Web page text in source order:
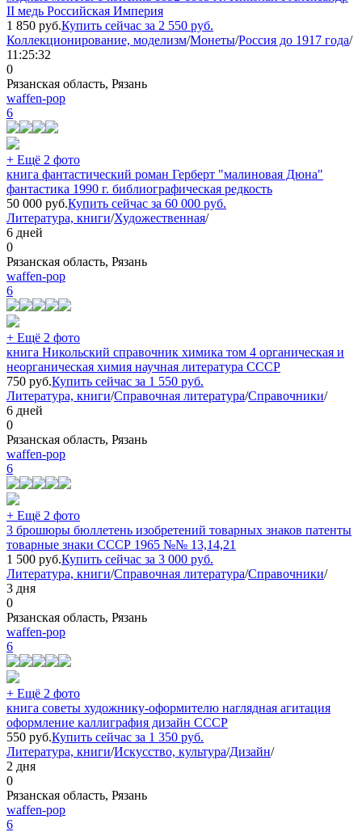
II медь Российская Империя
1 850 руб.Купить сейчас за 2 550 руб.
Коллекционирование, моделизм/Монеты/Россия до 1917 года/
11:25:32
0
Рязанская область, Рязань
waffen-pop
6
+ Ещё 2 фото
книга фантастический роман Герберт "малиновая Дюна"
фантастика 1990 г. библиографическая редкость
50 000 руб.Купить сейчас за 60 000 руб.
Литература, книги/Художественная/
6 дней
0
Рязанская область, Рязань
waffen-pop
6
+ Ещё 2 фото
книга Никольский справочник химика том 4 органическая и
неорганическая химия научная литература СССР
750 руб.Купить сейчас за 1 550 руб.
Литература, книги/Справочная литература/Справочники/
6 дней
0
Рязанская область, Рязань
waffen-pop
6
+ Ещё 2 фото
3 брошюры бюллетень изобретений товарных знаков патенты
товарные знаки СССР 1965 №№ 13,14,21
1 500 руб.Купить сейчас за 3 000 руб.
Литература, книги/Справочная литература/Справочники/
3 дня
0
Рязанская область, Рязань
waffen-pop
6
+ Ещё 2 фото
книга советы художнику-оформителю наглядная агитация
оформление каллиграфия дизайн СССР
550 руб.Купить сейчас за 1 350 руб.
Литература, книги/Искусство, культура/Дизайн/
2 дня
0
Рязанская область, Рязань
waffen-pop
6